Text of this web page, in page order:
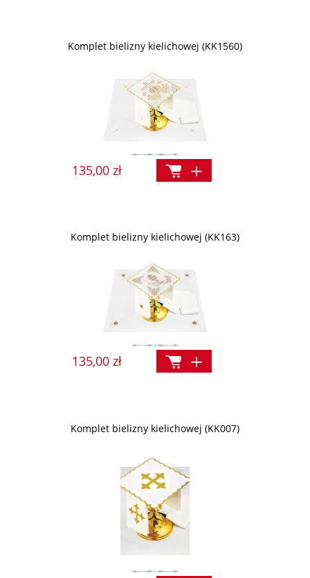
Komplet bielizny kielichowej (KK1560)
135,00 zł
Komplet bielizny kielichowej (KK163)
135,00 zł
Komplet bielizny kielichowej (KK007)